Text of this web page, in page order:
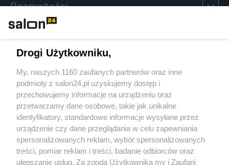
Rozmaitości
Sport
Społeczeństwo
Kultura
Drogi Użytkowniku,
My, naszych 1160 zaufanych partnerów oraz inne
podmioty z salon24.pl uzyskujemy dostęp i
przechowujemy informacje na urządzeniu oraz
przetwarzamy dane osobowe, takie jak unikalne
identyfikatory, standardowe informacje wysyłane przez
urządzenie czy dane przeglądania w celu zapewniania
spersonalizowanych reklam, wybór spersonalizowanych
treści, pomiar reklam i treści, badanie odbiorców oraz
ulepszanie usług. Za zgodą Użytkownika my i Zaufani